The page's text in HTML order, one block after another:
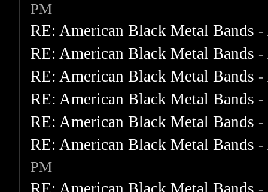
PM
RE: American Black Metal Bands -
RE: American Black Metal Bands -
RE: American Black Metal Bands -
RE: American Black Metal Bands -
RE: American Black Metal Bands -
RE: American Black Metal Bands -
PM
-